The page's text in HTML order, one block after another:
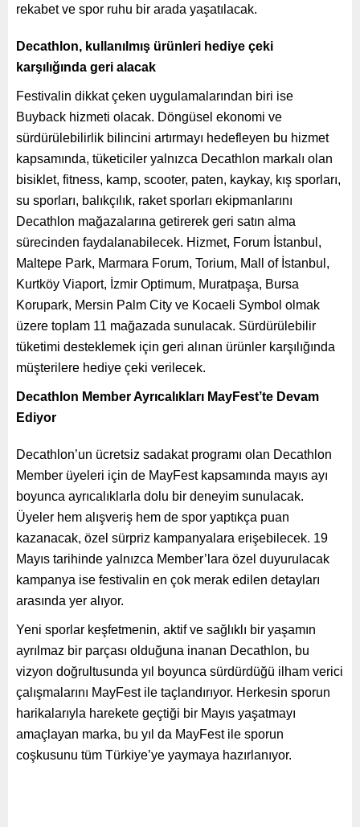
rekabet ve spor ruhu bir arada yaşatılacak.
Decathlon, kullanılmış ürünleri hediye çeki
karşılığında geri alacak
Festivalin dikkat çeken uygulamalarından biri ise
Buyback hizmeti olacak. Döngüsel ekonomi ve
sürdürülebilirlik bilincini artırmayı hedefleyen bu hizmet
kapsamında, tüketiciler yalnızca Decathlon markalı olan
bisiklet, fitness, kamp, scooter, paten, kaykay, kış sporları,
su sporları, balıkçılık, raket sporları ekipmanlarını
Decathlon mağazalarına getirerek geri satın alma
sürecinden faydalanabilecek. Hizmet, Forum İstanbul,
Maltepe Park, Marmara Forum, Torium, Mall of İstanbul,
Kurtköy Viaport, İzmir Optimum, Muratpaşa, Bursa
Korupark, Mersin Palm City ve Kocaeli Symbol olmak
üzere toplam 11 mağazada sunulacak. Sürdürülebilir
tüketimi desteklemek için geri alınan ürünler karşılığında
müşterilere hediye çeki verilecek.
Decathlon Member Ayrıcalıkları MayFest’te Devam
Ediyor
Decathlon’un ücretsiz sadakat programı olan Decathlon
Member üyeleri için de MayFest kapsamında mayıs ayı
boyunca ayrıcalıklarla dolu bir deneyim sunulacak.
Üyeler hem alışveriş hem de spor yaptıkça puan
kazanacak, özel sürpriz kampanyalara erişebilecek. 19
Mayıs tarihinde yalnızca Member’lara özel duyurulacak
kampanya ise festivalin en çok merak edilen detayları
arasında yer alıyor.
Yeni sporlar keşfetmenin, aktif ve sağlıklı bir yaşamın
ayrılmaz bir parçası olduğuna inanan Decathlon, bu
vizyon doğrultusunda yıl boyunca sürdürdüğü ilham verici
çalışmalarını MayFest ile taçlandırıyor. Herkesin sporun
harikalarıyla harekete geçtiği bir Mayıs yaşatmayı
amaçlayan marka, bu yıl da MayFest ile sporun
coşkusunu tüm Türkiye’ye yaymaya hazırlanıyor.